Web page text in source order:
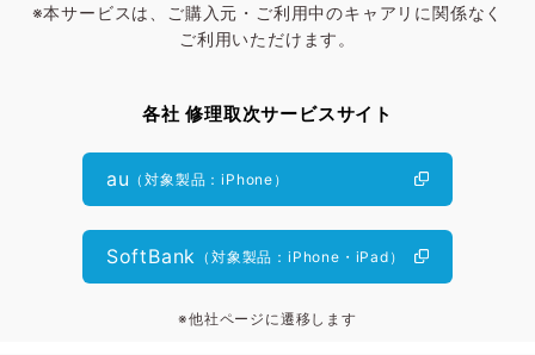
※本サービスは、ご購入元・ご利用中のキャアリに関係なく
ご利用いただけます。
各社 修理取次サービスサイト
au （対象製品：iPhone）
SoftBank （対象製品：iPhone・iPad）
※他社ページに遷移します